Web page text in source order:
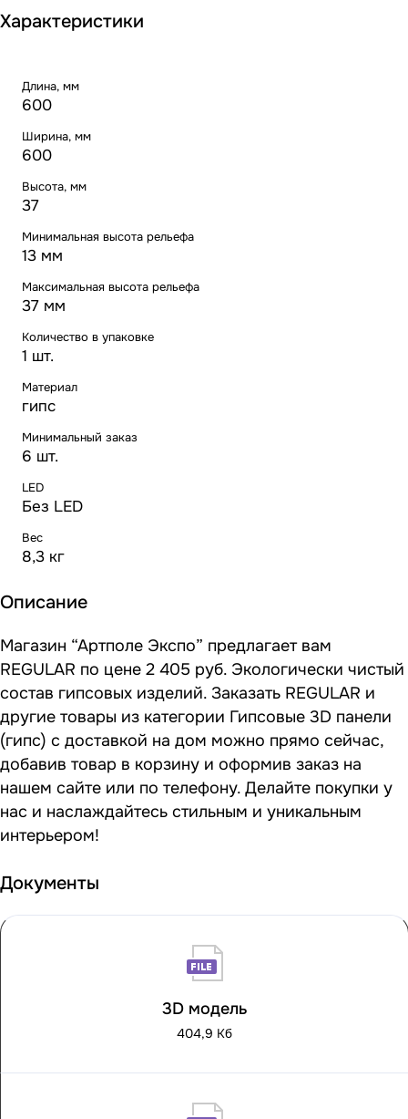
Характеристики
Длина, мм
600
Ширина, мм
600
Высота, мм
37
Минимальная высота рельефа
13 мм
Максимальная высота рельефа
37 мм
Количество в упаковке
1 шт.
Материал
гипс
Минимальный заказ
6 шт.
LED
Без LED
Вес
8,3 кг
Описание
Магазин “Артполе Экспо” предлагает вам
REGULAR по цене 2 405 руб. Экологически чистый
состав гипсовых изделий. Заказать REGULAR и
другие товары из категории Гипсовые 3D панели
(гипс) с доставкой на дом можно прямо сейчас,
добавив товар в корзину и оформив заказ на
нашем сайте или по телефону. Делайте покупки у
нас и наслаждайтесь стильным и уникальным
интерьером!
Документы
3D модель
404,9 Кб